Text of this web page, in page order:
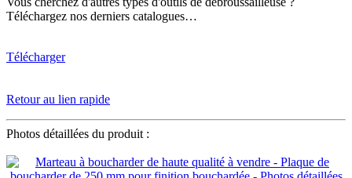
Téléchargez nos derniers catalogues…
Télécharger
Retour au lien rapide
Photos détaillées du produit :